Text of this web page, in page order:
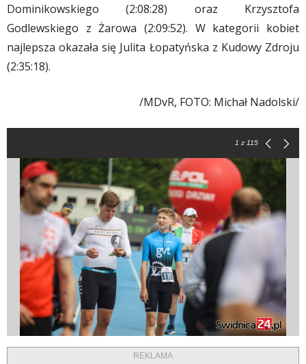
Dominikowskiego (2:08:28) oraz Krzysztofa
Godlewskiego z Żarowa (2:09:52). W kategorii kobiet
najlepsza okazała się Julita Łopatyńska z Kudowy Zdroju
(2:35:18).
/MDvR, FOTO: Michał Nadolski/
1 z 115
REKLAMA